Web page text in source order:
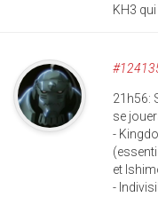
KH3
21h56:
se
-
et
-